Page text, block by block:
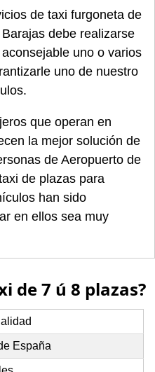
de taxi furgoneta de
debe realizarse
uno o varios
uno de nuestro
que operan en
la mejor solución de
de Aeropuerto de
de plazas para
han sido
en ellos sea muy
de 7 ú 8 plazas?
España